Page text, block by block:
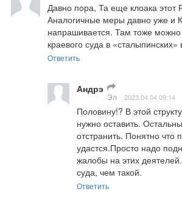
Давно пора, Та еще клоака
Аналогичные меры давно уже и
напрашивается. Там тоже
краевого суда в «сталыпинских»
Ответить
Андрэ
Эл 2023.04.04 09:14
Половину!? В этой
нужно оставить.
отстранить. Понятно что
удастся.Просто надо
жалобы на этих
суда, чем такой.
Ответить